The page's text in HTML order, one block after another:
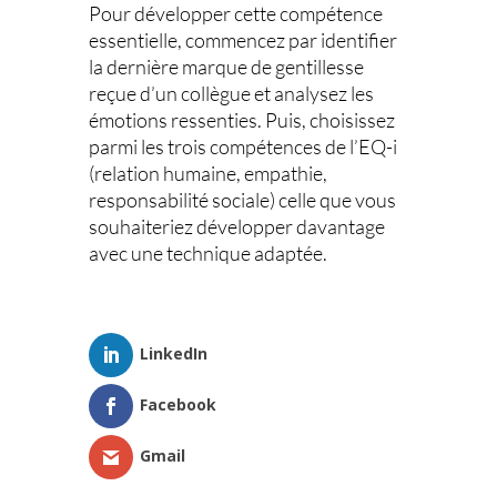
Pour développer cette compétence
essentielle, commencez par identifier
la dernière marque de gentillesse
reçue d’un collègue et analysez les
émotions ressenties. Puis, choisissez
parmi les trois compétences de l’EQ-i
(relation humaine, empathie,
responsabilité sociale) celle que vous
souhaiteriez développer davantage
avec une technique adaptée.
LinkedIn
Facebook
Gmail